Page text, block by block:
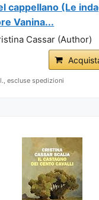
cappellano (Le
Vanina...
Cassar (Author)
escluse spedizioni